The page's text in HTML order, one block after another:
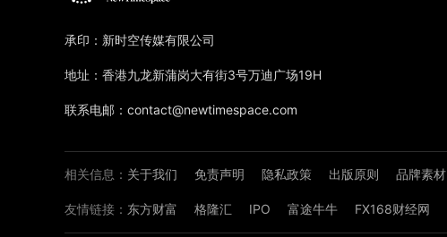
相关信息： 关于我们 免责声明 隐私政策 出版原则 品牌素材
友情链接： 东方财富 格隆汇 IPO 富途牛牛 FX168财经网
承印：新时空传媒有限公司
地址：香港九龙新蒲岗大有街3号万迪广场19H
联系电邮：contact@newtimespace.com